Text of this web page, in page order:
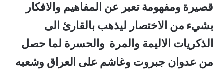
قصيرة ومفهومة تعبر عن المفاهيم والافكار
بشيء من الاختصار ليذهب بالقارئ الى
الذكريات الاليمة والمرة والحسرة لما حصل
من عدوان جبروت وغاشم على العراق وشعبه